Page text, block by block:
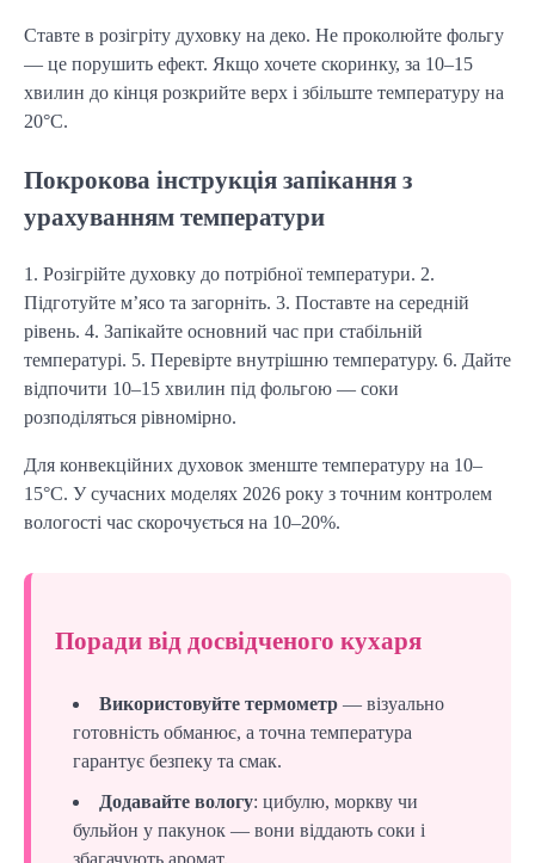
Ставте в розігріту духовку на деко. Не проколюйте фольгу
— це порушить ефект. Якщо хочете скоринку, за 10–15
хвилин до кінця розкрийте верх і збільште температуру на
20°C.
Покрокова інструкція запікання з
урахуванням температури
1. Розігрійте духовку до потрібної температури. 2.
Підготуйте м’ясо та загорніть. 3. Поставте на середній
рівень. 4. Запікайте основний час при стабільній
температурі. 5. Перевірте внутрішню температуру. 6. Дайте
відпочити 10–15 хвилин під фольгою — соки
розподіляться рівномірно.
Для конвекційних духовок зменште температуру на 10–
15°C. У сучасних моделях 2026 року з точним контролем
вологості час скорочується на 10–20%.
Поради від досвідченого кухаря
Використовуйте термометр — візуально
готовність обманює, а точна температура
гарантує безпеку та смак.
Додавайте вологу: цибулю, моркву чи
бульйон у пакунок — вони віддають соки і
збагачують аромат.